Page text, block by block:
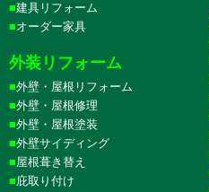
建具リフォーム
オーダー家具
外装リフォーム
外壁・屋根リフォーム
外壁・屋根修理
外壁・屋根塗装
外壁サイディング
屋根葺き替え
庇取り付け